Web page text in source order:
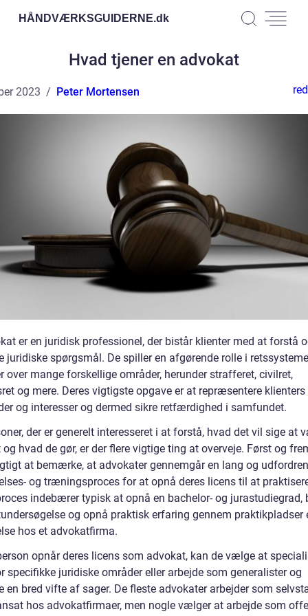
HÅNDVÆRKSGUIDERNE.dk
Hvad tjener en advokat
2023 Peter Mortensen
er en juridisk professionel, der bistår klienter med at forstå
juridiske spørgsmål. De spiller en afgørende rolle i
over mange forskellige områder, herunder strafferet, civilret,
og mere. Deres vigtigste opgave er at repræsentere klienters
og interesser og dermed sikre retfærdighed i samfundet.
der er generelt interesseret i at forstå, hvad det vil sige at
hvad de gør, er der flere vigtige ting at overveje. Først og
at bemærke, at advokater gennemgår en lang og
og træningsproces for at opnå deres licens til at
indebærer typisk at opnå en bachelor- og jurastudiegrad,
og opnå praktisk erfaring gennem praktikpladser
hos et advokatfirma.
opnår deres licens som advokat, kan de vælge at
specifikke juridiske områder eller arbejde som generalister og
en bred vifte af sager. De fleste advokater arbejder som
hos advokatfirmaer, men nogle vælger at arbejde som